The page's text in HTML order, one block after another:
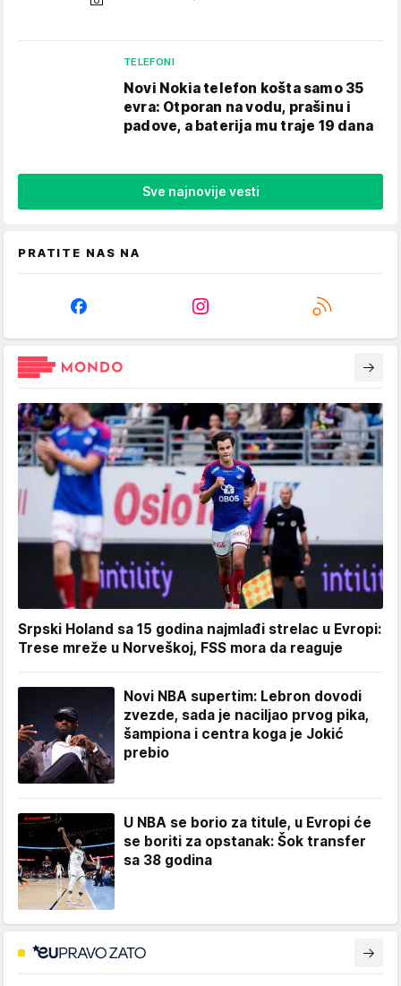
TELEFONI
Novi Nokia telefon košta samo 35
evra: Otporan na vodu, prašinu i
padove, a baterija mu traje 19 dana
Sve najnovije vesti
PRATITE NAS NA
Srpski Holand sa 15 godina najmlađi strelac u Evropi:
Trese mreže u Norveškoj, FSS mora da reaguje
Novi NBA supertim: Lebron dovodi
zvezde, sada je naciljao prvog pika,
šampiona i centra koga je Jokić
prebio
U NBA se borio za titule, u Evropi će
se boriti za opstanak: Šok transfer
sa 38 godina